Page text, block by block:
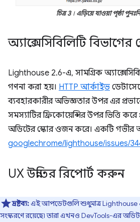
চিত্র 3।এড়িয়ে যাওয়া পৃষ্ঠা
অ্যাক্সেসিবিলিটি
Lighthouse 2.6-এ, সামগ্রিক
গণনা করা হয়। HTTP আর্কাইভ
ব্যবহারকারীর অভিজ্ঞতার উপর এর
সমস্যাটির ফ্রিকোয়েন্সির উপর ভিত্তি করে
অডিটের স্কোর ওজন করে। একটি
googlechrome/lighthouse/issues/
UX উন্নতির রিপোর্ট করুন
দ্রষ্টব্য:এই আপডেটগুলি শুধুমাত্র Lighthouse
সংস্করণে রয়েছে৷ তারা এখনও DevTools-এর অডিট